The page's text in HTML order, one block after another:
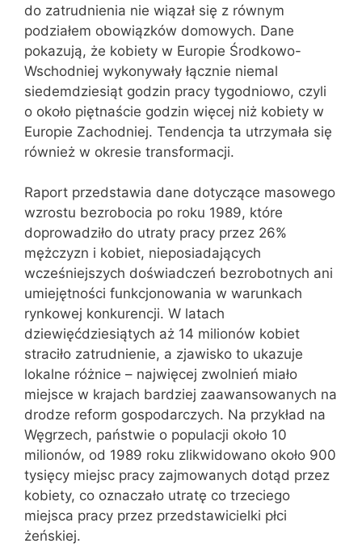
do zatrudnienia nie wiązał się z równym
podziałem obowiązków domowych. Dane
pokazują, że kobiety w Europie Środkowo-
Wschodniej wykonywały łącznie niemal
siedemdziesiąt godzin pracy tygodniowo, czyli
o około piętnaście godzin więcej niż kobiety w
Europie Zachodniej. Tendencja ta utrzymała się
również w okresie transformacji.
Raport przedstawia dane dotyczące masowego
wzrostu bezrobocia po roku 1989, które
doprowadziło do utraty pracy przez 26%
mężczyzn i kobiet, nieposiadających
wcześniejszych doświadczeń bezrobotnych ani
umiejętności funkcjonowania w warunkach
rynkowej konkurencji. W latach
dziewięćdziesiątych aż 14 milionów kobiet
straciło zatrudnienie, a zjawisko to ukazuje
lokalne różnice – najwięcej zwolnień miało
miejsce w krajach bardziej zaawansowanych na
drodze reform gospodarczych. Na przykład na
Węgrzech, państwie o populacji około 10
milionów, od 1989 roku zlikwidowano około 900
tysięcy miejsc pracy zajmowanych dotąd przez
kobiety, co oznaczało utratę co trzeciego
miejsca pracy przez przedstawicielki płci
żeńskiej.